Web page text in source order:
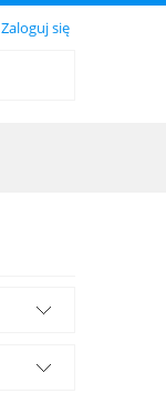
Zaloguj się